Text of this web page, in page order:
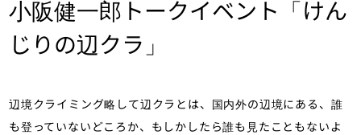
小阪健一郎トークイベント「けん
じりの辺クラ」
辺境クライミング略して辺クラとは、国内外の辺境にある、誰
も登っていないどころか、もしかしたら誰も見たこともないよ